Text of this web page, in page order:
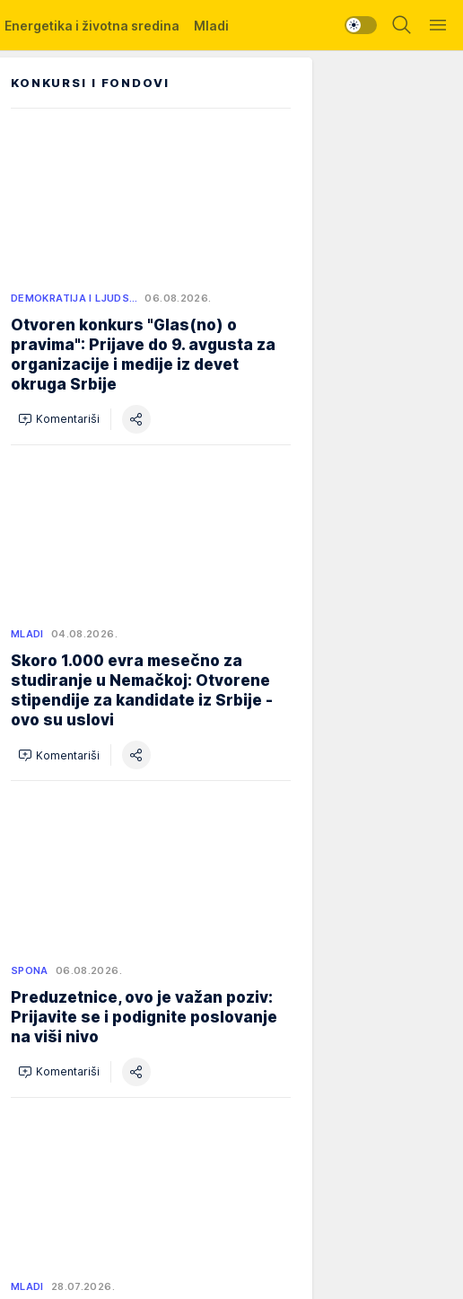
Energetika i životna sredina Mladi
KONKURSI I FONDOVI
DEMOKRATIJA I LJUDS… 06.08.2026.
Otvoren konkurs "Glas(no) o
pravima": Prijave do 9. avgusta za
organizacije i medije iz devet
okruga Srbije
Komentariši
MLADI 04.08.2026.
Skoro 1.000 evra mesečno za
studiranje u Nemačkoj: Otvorene
stipendije za kandidate iz Srbije -
ovo su uslovi
Komentariši
SPONA 06.08.2026.
Preduzetnice, ovo je važan poziv:
Prijavite se i podignite poslovanje
na viši nivo
Komentariši
MLADI 28.07.2026.